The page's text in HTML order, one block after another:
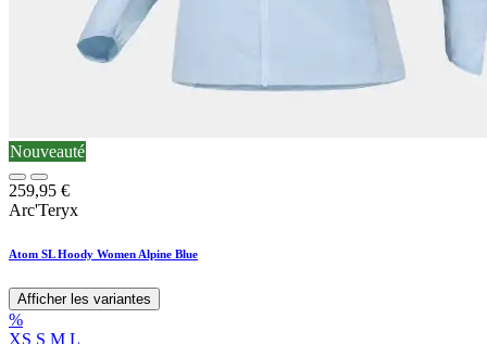
Nouveauté
259,95 €
Arc'Teryx
Atom SL Hoody Women Alpine Blue
Afficher les variantes
%
XS S M L